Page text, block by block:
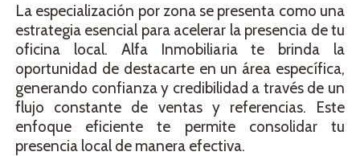
La especialización por zona se presenta como una
estrategia esencial para acelerar la presencia de tu
oficina local. Alfa Inmobiliaria te brinda la
oportunidad de destacarte en un área específica,
generando confianza y credibilidad a través de un
flujo constante de ventas y referencias. Este
enfoque eficiente te permite consolidar tu
presencia local de manera efectiva.